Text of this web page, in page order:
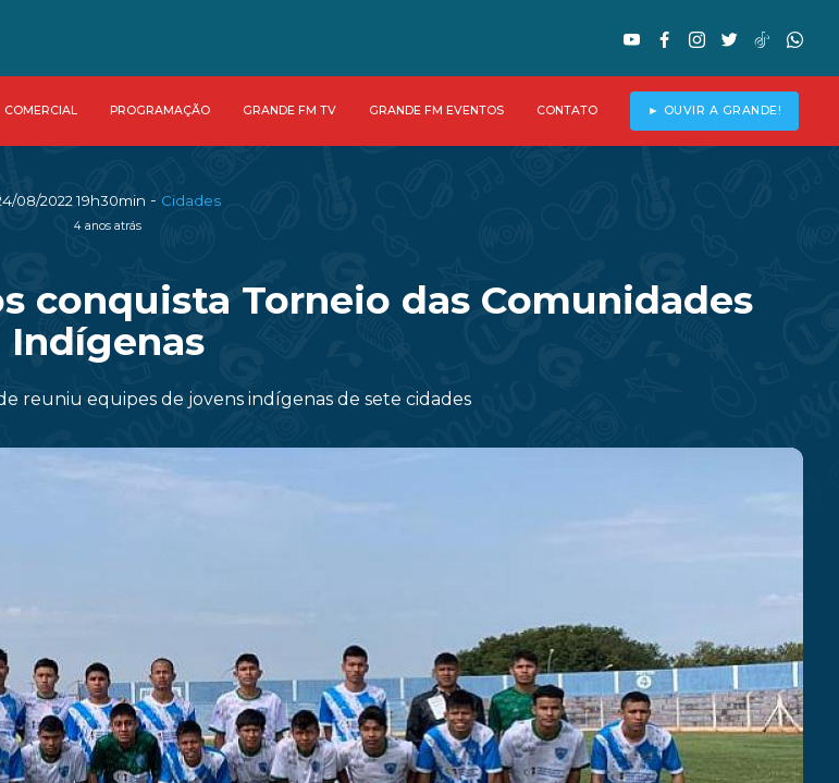
COMERCIAL PROGRAMAÇÃO GRANDE FM TV GRANDE FM EVENTOS CONTATO ► OUVIR A GRANDE!
08/2022 19h30min - Cidades
4 anos atrás
conquista Torneio das Comunidades
Indígenas
reuniu equipes de jovens indígenas de sete cidades